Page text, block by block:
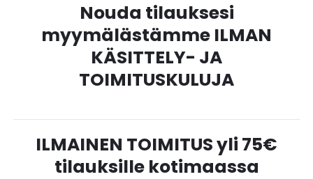
Nouda tilauksesi
myymälästämme ILMAN
KÄSITTELY- JA
TOIMITUSKULUJA
ILMAINEN TOIMITUS yli 75€
tilauksille kotimaassa